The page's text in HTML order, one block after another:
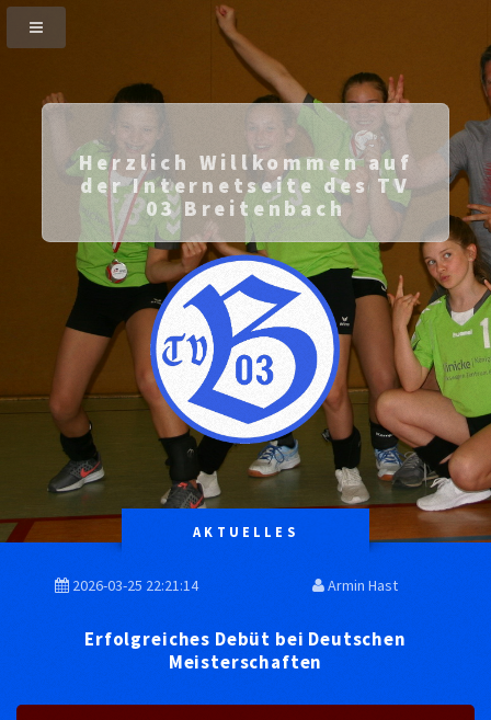
Herzlich Willkommen auf
der Internetseite des TV
03 Breitenbach
AKTUELLES
2026-03-25 22:21:14 Armin Hast
Erfolgreiches Debüt bei Deutschen
Meisterschaften